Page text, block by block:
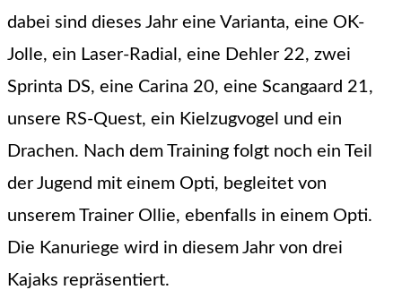
dabei sind dieses Jahr eine Varianta, eine OK-
Jolle, ein Laser-Radial, eine Dehler 22, zwei
Sprinta DS, eine Carina 20, eine Scangaard 21,
unsere RS-Quest, ein Kielzugvogel und ein
Drachen. Nach dem Training folgt noch ein Teil
der Jugend mit einem Opti, begleitet von
unserem Trainer Ollie, ebenfalls in einem Opti.
Die Kanuriege wird in diesem Jahr von drei
Kajaks repräsentiert.